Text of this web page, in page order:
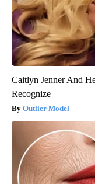
Caitlyn Jenner And
Recognize
Outlier Model